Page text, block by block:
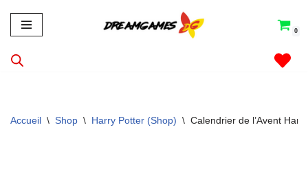
Aller
au
contenu
0
Accueil \ Shop \ Harry Potter (Shop) \ Calendrier de l’Avent